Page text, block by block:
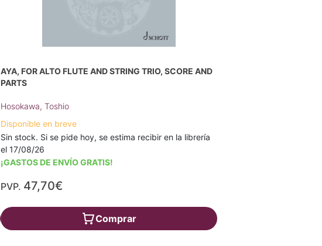
AYA, FOR ALTO FLUTE AND STRING TRIO, SCORE AND
PARTS
Hosokawa, Toshio
Disponible en breve
Sin stock. Si se pide hoy, se estima recibir en la librería
el 17/08/26
¡GASTOS DE ENVÍO GRATIS!
PVP. 47,70€
Comprar